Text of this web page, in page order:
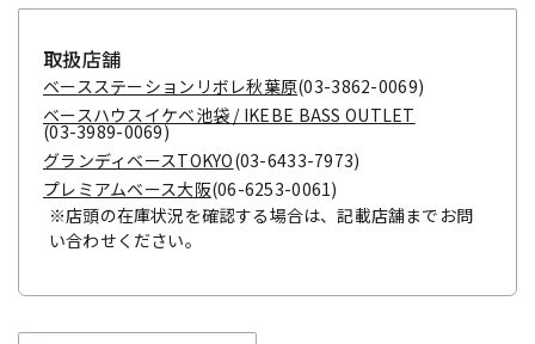
取扱店舗
ベースステーションリボレ秋葉原(03-3862-0069)
ベースハウスイケベ池袋 / IKEBE BASS OUTLET
(03-3989-0069)
グランディベースTOKYO(03-6433-7973)
プレミアムベース大阪(06-6253-0061)
※店頭の在庫状況を確認する場合は、記載店舗までお問
い合わせください。